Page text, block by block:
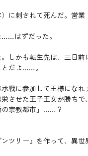
に刺されて死んだ。営業
はずだった。
しかも転生先は、三日
だよ……。
戦に参加して王様になれ
させた王子王女が勝ちで、
の宗教都市」……？
ツリー』を作って、異世